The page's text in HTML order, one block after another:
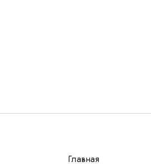
Остались
Главная